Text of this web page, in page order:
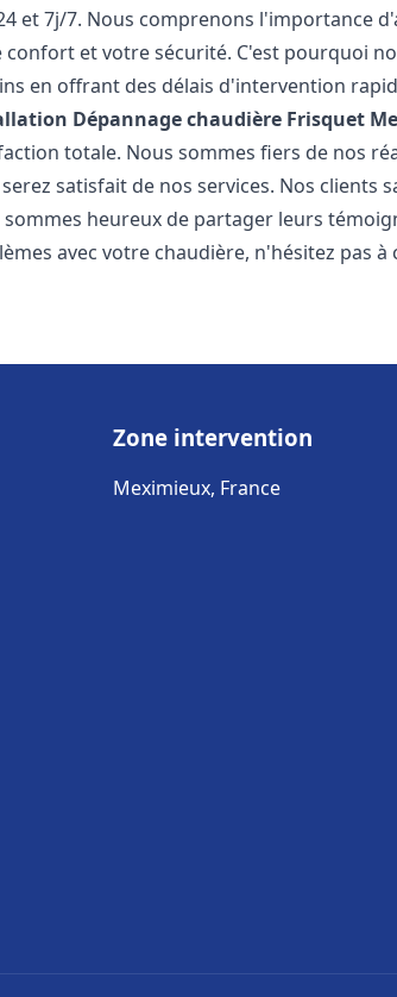
et 7j/7. Nous comprenons l'importance
confort et votre sécurité. C'est pourquoi
en offrant des délais d'intervention
Dépannage chaudière Frisquet
totale. Nous sommes fiers de nos
satisfait de nos services. Nos
sommes heureux de partager leurs
avec votre chaudière, n'hésitez pas
Zone intervention
Meximieux, France